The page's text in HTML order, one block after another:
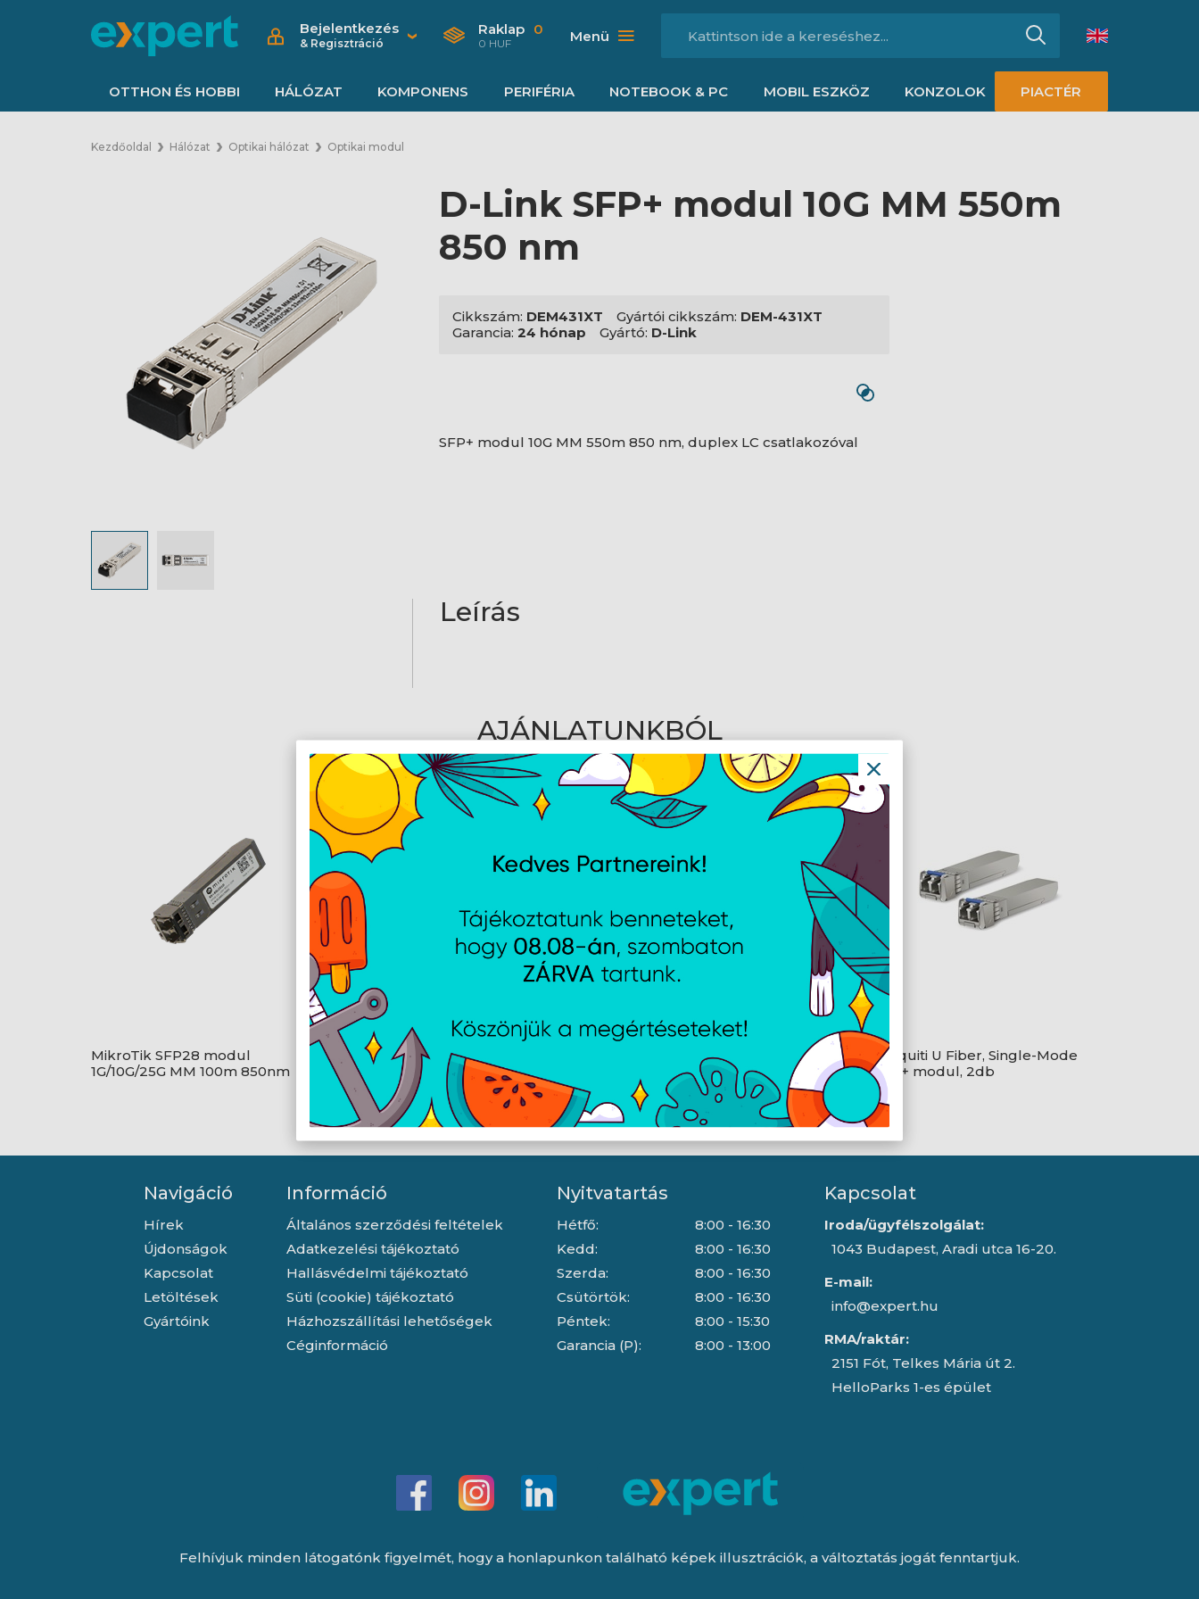
Bejelentkezés
& Regisztráció
Raklap 0
0 HUF Menü
OTTHON ÉS HOBBI HÁLÓZAT KOMPONENS PERIFÉRIA NOTEBOOK & PC MOBIL ESZKÖZ KONZOLOK PIACTÉR
Kezdőoldal Hálózat Optikai hálózat Optikai modul
D-Link SFP+ modul 10G MM 550m
850 nm
Cikkszám: DEM431XT Gyártói cikkszám: DEM-431XT
Garancia: 24 hónap Gyártó: D-Link
SFP+ modul 10G MM 550m 850 nm, duplex LC csatlakozóval
Leírás
AJÁNLATUNKBÓL
MikroTik SFP28 modul
1G/10G/25G MM 100m 850nm
MikroTik 1GbE RJ-45 SFP réz
modul
MikroTik 10GbE RJ45 SFP+ réz
Ubiquiti U Fiber, Single-Mode
SFP+ modul, 2db
Navigáció
Hírek
Újdonságok
Kapcsolat
Letöltések
Gyártóink
Információ
Általános szerződési feltételek
Adatkezelési tájékoztató
Hallásvédelmi tájékoztató
Süti (cookie) tájékoztató
Házhozszállítási lehetőségek
Céginformáció
Nyitvatartás
Hétfő:
Kedd:
Szerda:
Csütörtök:
Péntek:
Garancia (P):
8:00 - 16:30
8:00 - 16:30
8:00 - 16:30
8:00 - 16:30
8:00 - 15:30
8:00 - 13:00
Kapcsolat
Iroda/ügyfélszolgálat:
1043 Budapest, Aradi utca 16-20.
E-mail:
info@expert.hu
RMA/raktár:
2151 Fót, Telkes Mária út 2.
HelloParks 1-es épület
Felhívjuk minden látogatónk figyelmét, hogy a honlapunkon található képek illusztrációk, a változtatás jogát fenntartjuk.